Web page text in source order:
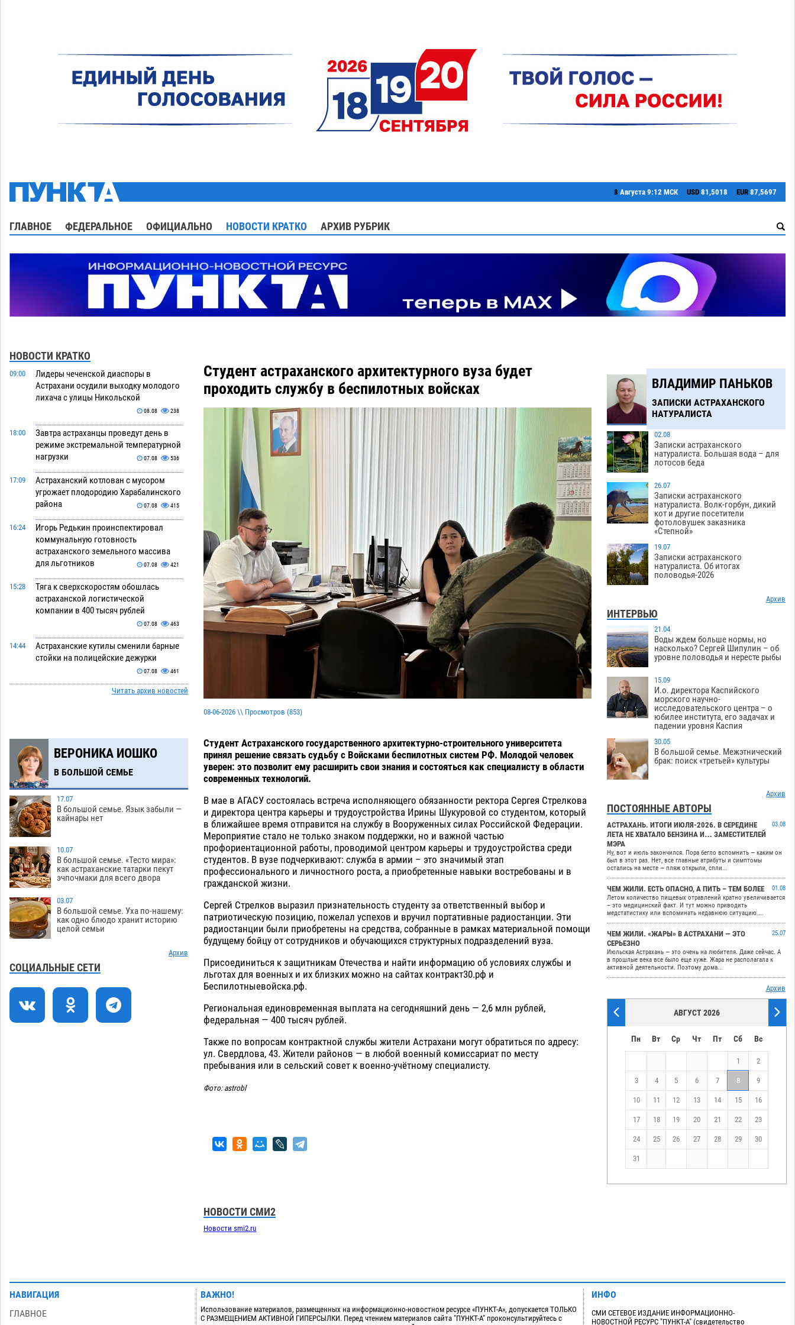
8 Августа 9:12 МСК USD 81,5018 EUR 87,5697
ГЛАВНОЕ ФЕДЕРАЛЬНОЕ ОФИЦИАЛЬНО НОВОСТИ КРАТКО АРХИВ РУБРИК
НОВОСТИ КРАТКО
09:00
Лидеры чеченской диаспоры в
Астрахани осудили выходку молодого
лихача с улицы Никольской
08.08 238
18:00
Завтра астраханцы проведут день в
режиме экстремальной температурной
нагрузки
07.08 536
17:09
Астраханский котлован с мусором
угрожает плодородию Харабалинского
района
07.08 415
16:24
Игорь Редькин проинспектировал
коммунальную готовность
астраханского земельного массива
для льготников
07.08 421
15:28
Тяга к сверхскоростям обошлась
астраханской логистической
компании в 400 тысяч рублей
07.08 463
14:44
Астраханские кутилы сменили барные
стойки на полицейские дежурки
07.08 461
С 11 августа астраханские водоемы
13:29
Астраханский аэропорт попробует
отбиться от ворон в апелляционном
суде
12:53
Астраханские археологи откопали
древнюю помойку
11:58
В Астрахани подросток угнал
мотоцикл и похитил чужие мобильник
с банковскими картами
11:20
Астраханцев ждут на парковом газоне
с призами и эрмитажными котами
10:43
Астраханский суд встал на сторону
МЧС в споре за возврат униформы
10:02
На Всероссийской Спартакиаде
казанским «драконам»
09:25
Все пострадавшие при пожаре на
Краснодарской в Астрахани
Читать архив новостей
ВЕРОНИКА ИОШКО
В БОЛЬШОЙ СЕМЬЕ
17.07
В большой семье. Язык забыли —
кайнары нет
10.07
В большой семье. «Тесто мира»:
как астраханские татарки пекут
эчпочмаки для всего двора
03.07
В большой семье. Уха по-нашему:
как одно блюдо хранит историю
целой семьи
Архив
СОЦИАЛЬНЫЕ СЕТИ
Студент астраханского архитектурного вуза будет
проходить службу в беспилотных войсках
08-06-2026 \\ Просмотров (853)
Студент Астраханского государственного архитектурно-строительного университета
принял решение связать судьбу с Войсками беспилотных систем РФ. Молодой человек
уверен: это позволит ему расширить свои знания и состояться как специалисту в области
современных технологий.
В мае в АГАСУ состоялась встреча исполняющего обязанности ректора Сергея Стрелкова
и директора центра карьеры и трудоустройства Ирины Шукуровой со студентом, который
в ближайшее время отправится на службу в Вооруженных силах Российской Федерации.
Мероприятие стало не только знаком поддержки, но и важной частью
профориентационной работы, проводимой центром карьеры и трудоустройства среди
студентов. В вузе подчеркивают: служба в армии – это значимый этап
профессионального и личностного роста, а приобретенные навыки востребованы и в
гражданской жизни.
Сергей Стрелков выразил признательность студенту за ответственный выбор и
патриотическую позицию, пожелал успехов и вручил портативные радиостанции. Эти
радиостанции были приобретены на средства, собранные в рамках материальной помощи
будущему бойцу от сотрудников и обучающихся структурных подразделений вуза.
Присоединиться к защитникам Отечества и найти информацию об условиях службы и
льготах для военных и их близких можно на сайтах контракт30.рф и
Беспилотныевойска.рф.
Региональная единовременная выплата на сегодняшний день — 2,6 млн рублей,
федеральная — 400 тысяч рублей.
Также по вопросам контрактной службы жители Астрахани могут обратиться по адресу:
ул. Свердлова, 43. Жители районов — в любой военный комиссариат по месту
пребывания или в сельский совет к военно-учётному специалисту.
Фото: astrobl
НОВОСТИ СМИ2
Новости smi2.ru
ВЛАДИМИР ПАНЬКОВ
ЗАПИСКИ АСТРАХАНСКОГО
НАТУРАЛИСТА
02.08
Записки астраханского
натуралиста. Большая вода – для
лотосов беда
26.07
Записки астраханского
натуралиста. Волк-горбун, дикий
кот и другие посетители
фотоловушек заказника
«Степной»
19.07
Записки астраханского
натуралиста. Об итогах
половодья-2026
Архив
ИНТЕРВЬЮ
21.04
Воды ждем больше нормы, но
насколько? Сергей Шипулин – об
уровне половодья и нересте рыбы
15.09
И.о. директора Каспийского
морского научно-
исследовательского центра – о
юбилее института, его задачах и
падении уровня Каспия
30.05
В большой семье. Межэтнический
брак: поиск «третьей» культуры
Архив
ПОСТОЯННЫЕ АВТОРЫ
АСТРАХАНЬ. ИТОГИ ИЮЛЯ-2026. В СЕРЕДИНЕ
ЛЕТА НЕ ХВАТАЛО БЕНЗИНА И… ЗАМЕСТИТЕЛЕЙ
МЭРА
03.08
Ну, вот и июль закончился. Пора бегло вспомнить — каким он
был в этот раз. Нет, все главные атрибуты и симптомы
остались на месте — пляж открыли, спли...
ЧЕМ ЖИЛИ. ЕСТЬ ОПАСНО, А ПИТЬ – ТЕМ БОЛЕЕ
01.08
Летом количество пищевых отравлений кратно увеличивается
– это медицинский факт. И тут можно приводить
медстатистику или вспоминать недавнюю ситуацию ...
ЧЕМ ЖИЛИ. «ЖАРЫ» В АСТРАХАНИ — ЭТО
СЕРЬЕЗНО
25.07
Июльская Астрахань — это очень на любителя. Даже сейчас. А
в прошлые века все было еще хуже. Жара не располагала к
активной деятельности. Поэтому дома...
Архив
АВГУСТ 2026
Пн Вт Ср Чт Пт Сб Вс
1 2
3 4 5 6 7 8 9
10 11 12 13 14 15 16
17 18 19 20 21 22 23
24 25 26 27 28 29 30
31
НАВИГАЦИЯ
ГЛАВНОЕ
ВАЖНО!
Использование материалов, размещенных на информационно-новостном ресурсе «ПУНКТ-А», допускается ТОЛЬКО
С РАЗМЕЩЕНИЕМ АКТИВНОЙ ГИПЕРСЫЛКИ. Перед чтением материалов сайта "ПУНКТ-А" проконсультируйтесь с
ИНФО
СМИ СЕТЕВОЕ ИЗДАНИЕ ИНФОРМАЦИОННО-
НОВОСТНОЙ РЕСУРС "ПУНКТ-А" (свидетельство